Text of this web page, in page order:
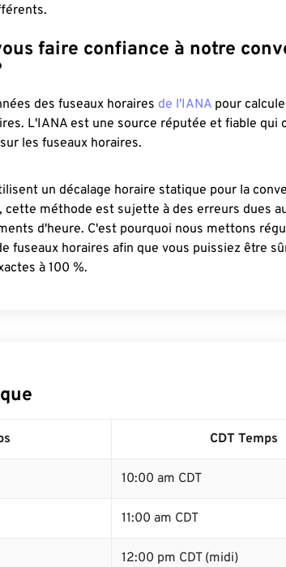
faire confiance à notre
des fuseaux horaires de l'IANA pour
L'IANA est une source réputée et fiable qui
les fuseaux horaires.
un décalage horaire statique pour la
cette méthode est sujette à des erreurs dues
d'heure. C'est pourquoi nous mettons
fuseaux horaires afin que vous puissiez être
à 100 %.
CDT Temps
10:00 am CDT
11:00 am CDT
12:00 pm CDT (midi)